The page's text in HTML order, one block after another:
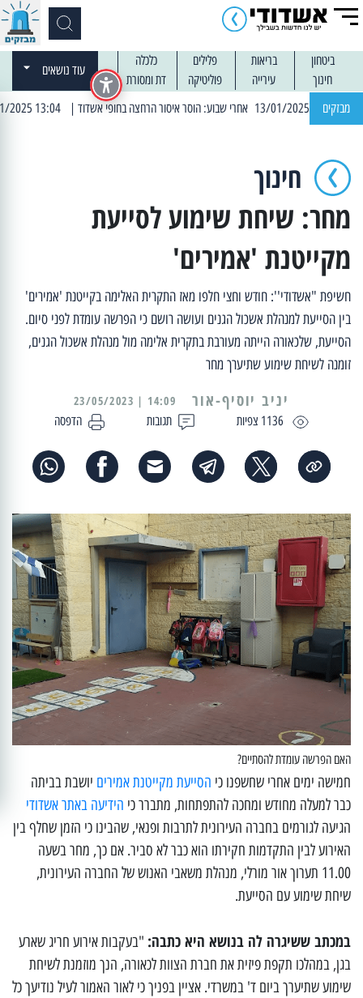
ביטחון בריאות פלילים
כלכלה
חינוך
עירייה פוליטיקה דת ומסורת
עוד נושאים
מבזקים | 13:04 14/01/2025 עובדים בלילות: עבודות קרצוף וריבוד אספלט
חינוך
מחר: שיחת שימוע לסייעת
מקייטנת 'אמירים'
חשיפת "אשדודי'': חודש וחצי חלפו מאז התקרית האלימה בקייטנת 'אמירים'
בין הסייעת למנהלת אשכול הגנים ועושה רושם כי הפרשה עומדת לפני סיום.
הסייעת, שלכאורה הייתה מעורבת בתקרית אלימה מול מנהלת אשכול הגנים,
זומנה לשיחת שימוע שתיערך מחר
1136 צפיות תגובות הדפסה
יניב יוסיף-אור 14:09 | 23/05/2023
האם הפרשה עומדת להסתיים?
חמישה ימים אחרי שחשפנו כי הסייעת מקייטנת אמירים יושבת בביתה
כבר למעלה מחודש ומחכה להתפתחות, מתברר כי הידיעה באתר אשדודי
הגיעה לגורמים בחברה העירונית לתרבות ופנאי, שהבינו כי הזמן שחלף בין
האירוע לבין התקדמות חקירתו הוא כבר לא סביר. אם כך, מחר בשעה
11.00 תערוך אור מורלי, מנהלת משאבי האנוש של החברה העירונית,
שיחת שימוע עם הסייעת.
במכתב ששיגרה לה בנושא היא כתבה: "בעקבות אירוע חריג שארע
בגן, במהלכו תקפת פיזית את חברת הצוות לכאורה, הנך מוזמנת לשיחת
שימוע שתיערך ביום ד' במשרדי. אציין בפניך כי לאור האמור לעיל נודיעך כל